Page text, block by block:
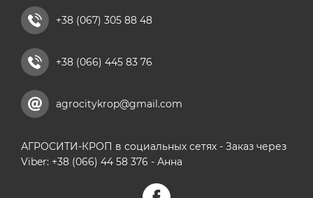
+38 (067) 305 88 48
+38 (066) 445 83 76
agrocitykrop@gmail.com
АГРОСИТИ-КРОП в социальных сетях - Заказ через
Viber: +38 (066) 44 58 376 - Анна